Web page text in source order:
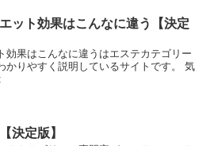
ット効果はこんなに違う【決定
効果はこんなに違うはエステカテゴリー
かりやすく説明しているサイトです。 気
決定版】